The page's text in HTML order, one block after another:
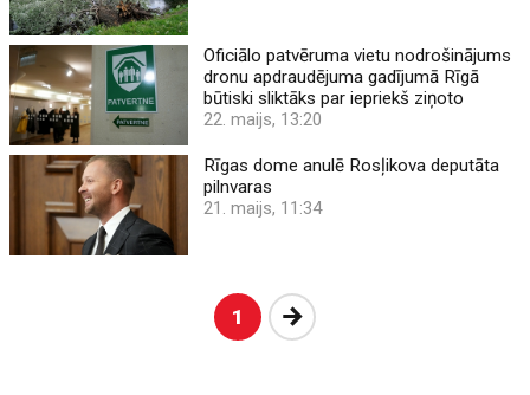
Oficiālo patvēruma vietu nodrošinājums
dronu apdraudējuma gadījumā Rīgā
būtiski sliktāks par iepriekš ziņoto
22. maijs, 13:20
Rīgas dome anulē Rosļikova deputāta
pilnvaras
21. maijs, 11:34
1 Nākošā